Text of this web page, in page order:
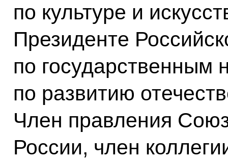
по культуре и
Президенте
по государственным
по развитию
Член правления
России, член